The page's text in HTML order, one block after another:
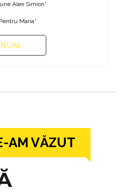
Alex Simion”
Maria”
AM VĂZUT